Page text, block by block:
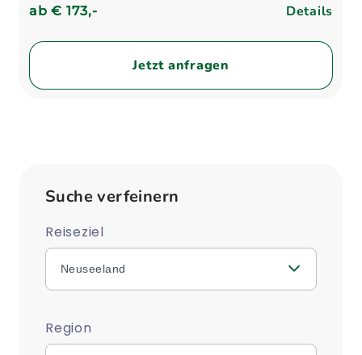
ab€ 173,- Details
Jetzt anfragen
Suche verfeinern
Reiseziel
Neuseeland
Region